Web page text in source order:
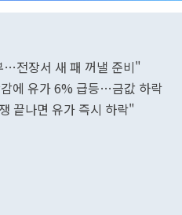
…전장서 새 패 꺼낼 준비"
에 유가 6% 급등…금값 하락
끝나면 유가 즉시 하락"